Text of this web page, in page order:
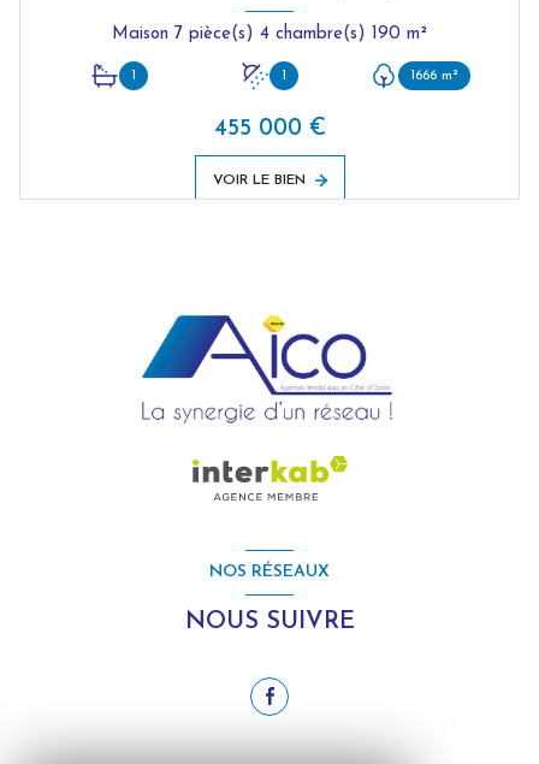
Maison 7 pièce(s) 4 chambre(s) 190 m²
1 1 1666 m²
455 000 €
VOIR LE BIEN
NOS RÉSEAUX
NOUS SUIVRE